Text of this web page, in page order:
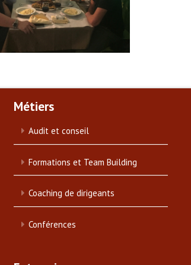
Métiers
Audit et conseil
Formations et Team Building
Coaching de dirigeants
Conférences